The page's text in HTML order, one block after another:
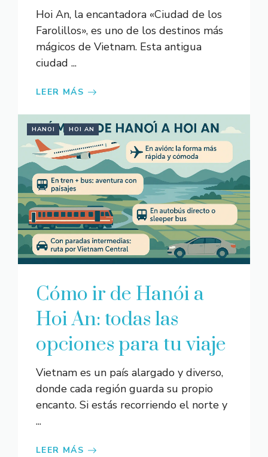
Hoi An, la encantadora «Ciudad de los
Farolillos», es uno de los destinos más
mágicos de Vietnam. Esta antigua
ciudad ...
LEER MÁS
HANOI HOI AN
Cómo ir de Hanói a
Hoi An: todas las
opciones para tu viaje
Vietnam es un país alargado y diverso,
donde cada región guarda su propio
encanto. Si estás recorriendo el norte y
...
LEER MÁS